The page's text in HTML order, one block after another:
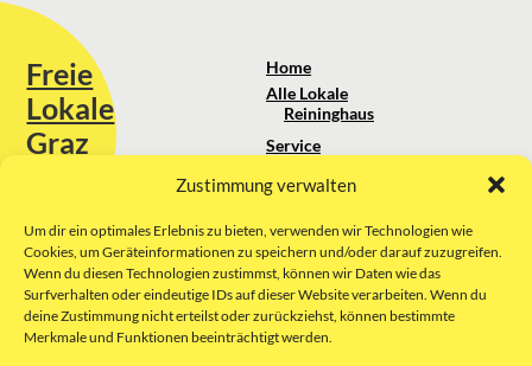
Zustimmung verwalten
Um dir ein optimales Erlebnis zu bieten, verwenden wir Technologien wie
Cookies, um Geräteinformationen zu speichern und/oder darauf zuzugreifen.
Wenn du diesen Technologien zustimmst, können wir Daten wie das
Surfverhalten oder eindeutige IDs auf dieser Website verarbeiten. Wenn du
deine Zustimmung nicht erteilst oder zurückziehst, können bestimmte
Merkmale und Funktionen beeinträchtigt werden.
Freie
Lokale
Graz
Sie erreichen uns unter:
kontakt@freielokale-graz.at
Website by Rubikon Werbeagentur
GmbH
Home
Alle Lokale
Reininghaus
Service
Über uns
Impressum
AGB
Datenschutz
E-Mail